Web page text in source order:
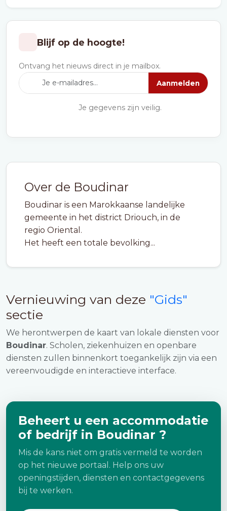
Over de Boudinar
Boudinar is een Marokkaanse landelijke
gemeente in het district Driouch, in de
regio Oriental.
Het heeft een totale bevolking...
Vernieuwing van deze "Gids"
sectie
We herontwerpen de kaart van lokale diensten voor
Boudinar. Scholen, ziekenhuizen en openbare
diensten zullen binnenkort toegankelijk zijn via een
vereenvoudigde en interactieve interface.
Beheert u een accommodatie
of bedrijf in Boudinar ?
Mis de kans niet om gratis vermeld te worden
op het nieuwe portaal. Help ons uw
openingstijden, diensten en contactgegevens
bij te werken.
Blijf op de hoogte!
Ontvang het nieuws direct in je mailbox.
Aanmelden
Je gegevens zijn veilig.